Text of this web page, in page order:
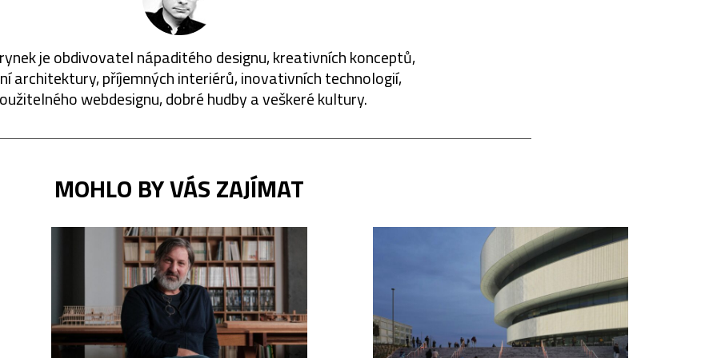
je obdivovatel nápaditého designu, kreativních konceptů,
architektury, příjemných interiérů, inovativních technologií,
webdesignu, dobré hudby a veškeré kultury.
MOHLO BY VÁS ZAJÍMAT